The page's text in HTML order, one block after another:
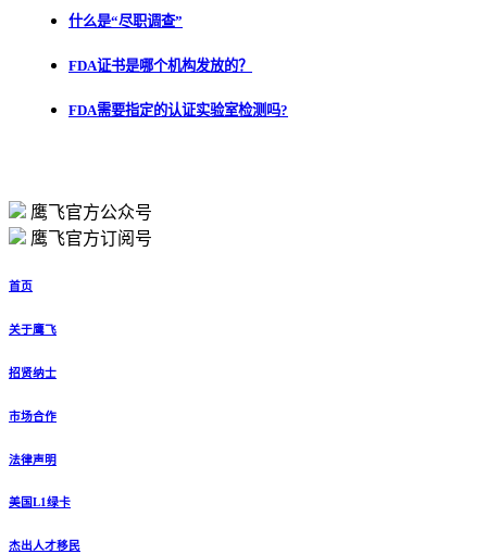
什么是“尽职调查”
FDA证书是哪个机构发放的？
FDA需要指定的认证实验室检测吗?
鹰飞官方公众号
鹰飞官方订阅号
首页
关于鹰飞
招贤纳士
市场合作
法律声明
美国L1绿卡
杰出人才移民